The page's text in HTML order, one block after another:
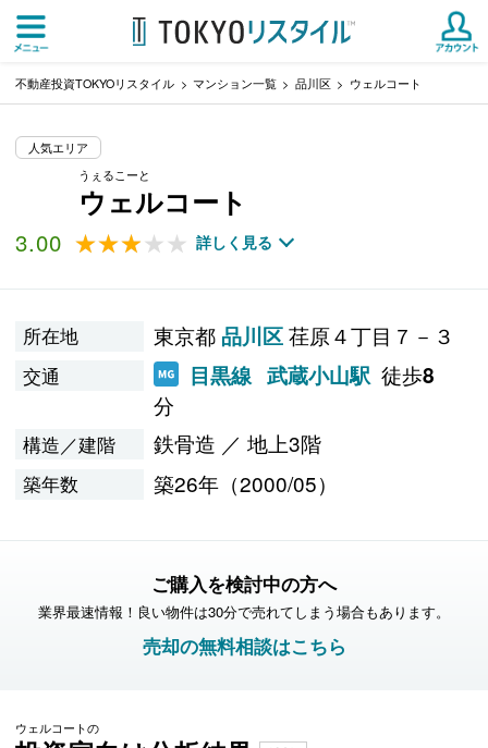
不動産投資TOKYOリスタイル マンション一覧 品川区 ウェルコート
人気エリア
うぇるこーと
ウェルコート
3.00 ★★★★★
★★★★★ 詳しく見る
所在地 東京都 品川区荏原４丁目７－３
交通 目黒線 武蔵小山駅 徒歩8
分
構造／建階 鉄骨造 ／ 地上3階
築年数 築26年（2000/05）
ご購入を検討中の方へ
業界最速情報！良い物件は30分で売れてしまう場合もあります。
売却の無料相談はこちら
ウェルコートの